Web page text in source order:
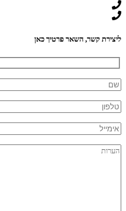
קשר, השאר פרטיך כאן